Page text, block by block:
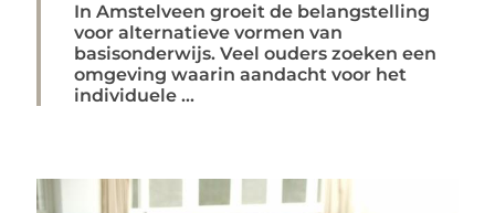
In Amstelveen groeit de belangstelling
voor alternatieve vormen van
basisonderwijs. Veel ouders zoeken een
omgeving waarin aandacht voor het
individuele ...